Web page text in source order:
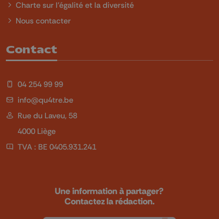
Charte sur l'égalité et la diversité
Nous contacter
Contact
04 254 99 99
info@qu4tre.be
Rue du Laveu, 58
4000 Liège
TVA : BE 0405.931.241
Une information à partager?
Contactez la rédaction.